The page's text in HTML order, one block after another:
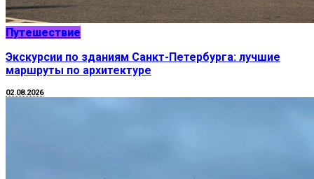
Путешествие
Экскурсии по зданиям Санкт-Петербурга: лучшие
маршруты по архитектуре
02.08.2026